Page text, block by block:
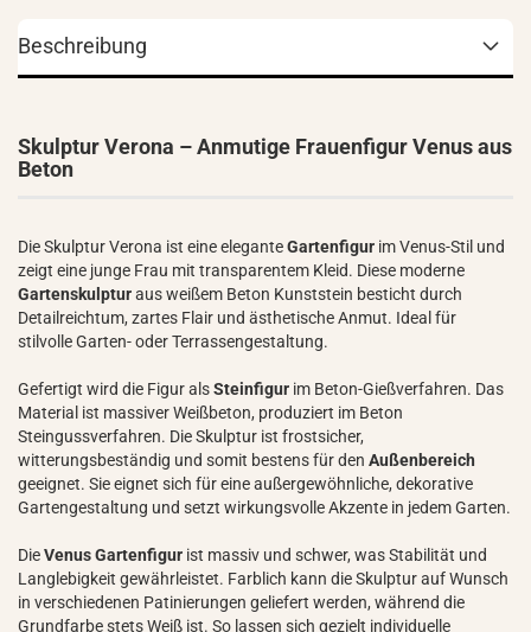
Beschreibung
Skulptur Verona – Anmutige Frauenfigur Venus aus
Beton
Die Skulptur Verona ist eine eleganteGartenfigur im Venus-Stil und
zeigt eine junge Frau mit transparentem Kleid. Diese moderne
Gartenskulpturaus weißem Beton Kunststein besticht durch
Detailreichtum, zartes Flair und ästhetische Anmut. Ideal für
stilvolle Garten- oder Terrassengestaltung.
Gefertigt wird die Figur alsSteinfigur im Beton-Gießverfahren. Das
Material ist massiver Weißbeton, produziert im Beton
Steingussverfahren. Die Skulptur ist frostsicher,
witterungsbeständig und somit bestens für den Außenbereich
geeignet. Sie eignet sich für eine außergewöhnliche, dekorative
Gartengestaltung und setzt wirkungsvolle Akzente in jedem Garten.
DieVenus Gartenfigur ist massiv und schwer, was Stabilität und
Langlebigkeit gewährleistet. Farblich kann die Skulptur auf Wunsch
in verschiedenen Patinierungen geliefert werden, während die
Grundfarbe stets Weiß ist. So lassen sich gezielt individuelle